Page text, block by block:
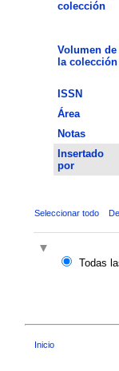
colección
Volumen de
la colección
ISSN
Área
Notas
Insertado
por
Seleccionar todo
Todas
Inicio